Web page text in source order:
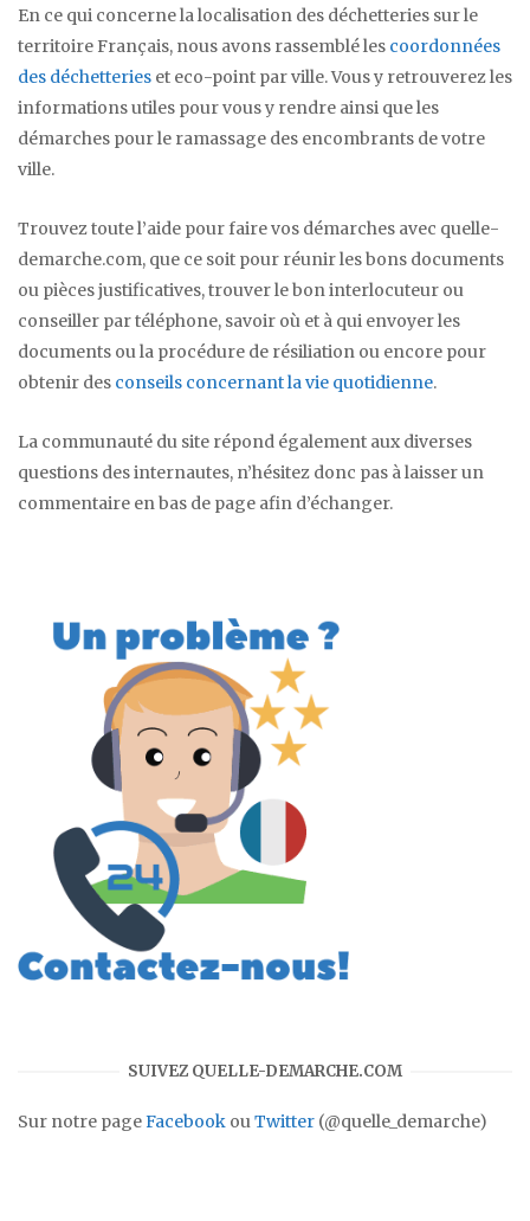
En ce qui concerne la localisation des déchetteries sur le
territoire Français, nous avons rassemblé les coordonnées
des déchetteries et eco-point par ville. Vous y retrouverez les
informations utiles pour vous y rendre ainsi que les
démarches pour le ramassage des encombrants de votre
ville.
Trouvez toute l’aide pour faire vos démarches avec quelle-
demarche.com, que ce soit pour réunir les bons documents
ou pièces justificatives, trouver le bon interlocuteur ou
conseiller par téléphone, savoir où et à qui envoyer les
documents ou la procédure de résiliation ou encore pour
obtenir des conseils concernant la vie quotidienne.
La communauté du site répond également aux diverses
questions des internautes, n’hésitez donc pas à laisser un
commentaire en bas de page afin d’échanger.
SUIVEZ QUELLE-DEMARCHE.COM
Sur notre pageFacebook ouTwitter (@quelle_demarche)